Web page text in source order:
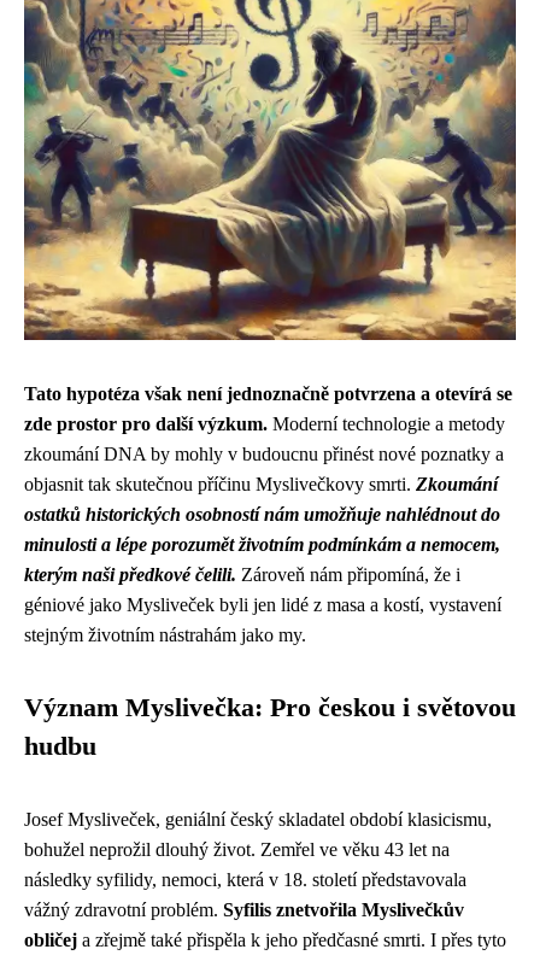
Tato hypotéza však není jednoznačně potvrzena a otevírá se
zde prostor pro další výzkum. Moderní technologie a metody
zkoumání DNA by mohly v budoucnu přinést nové poznatky a
objasnit tak skutečnou příčinu Myslivečkovy smrti. Zkoumání
ostatků historických osobností nám umožňuje nahlédnout do
minulosti a lépe porozumět životním podmínkám a nemocem,
kterým naši předkové čelili. Zároveň nám připomíná, že i
géniové jako Mysliveček byli jen lidé z masa a kostí, vystavení
stejným životním nástrahám jako my.
Význam Myslivečka: Pro českou i světovou
hudbu
Josef Mysliveček, geniální český skladatel období klasicismu,
bohužel neprožil dlouhý život. Zemřel ve věku 43 let na
následky syfilidy, nemoci, která v 18. století představovala
vážný zdravotní problém. Syfilis znetvořila Myslivečkův
obličej a zřejmě také přispěla k jeho předčasné smrti. I přes tyto